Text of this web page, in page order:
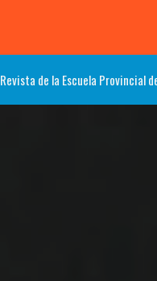
Revista de la Escuela Provincial